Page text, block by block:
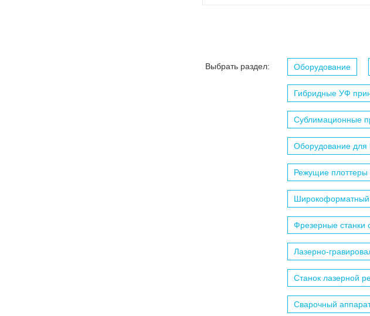
Выбрать раздел: Оборудование
Гибридные УФ
Сублимационные
Оборудование для
Режущие плоттеры
Фрезерные
Лазерно-
Станок лазерной
Сварочный